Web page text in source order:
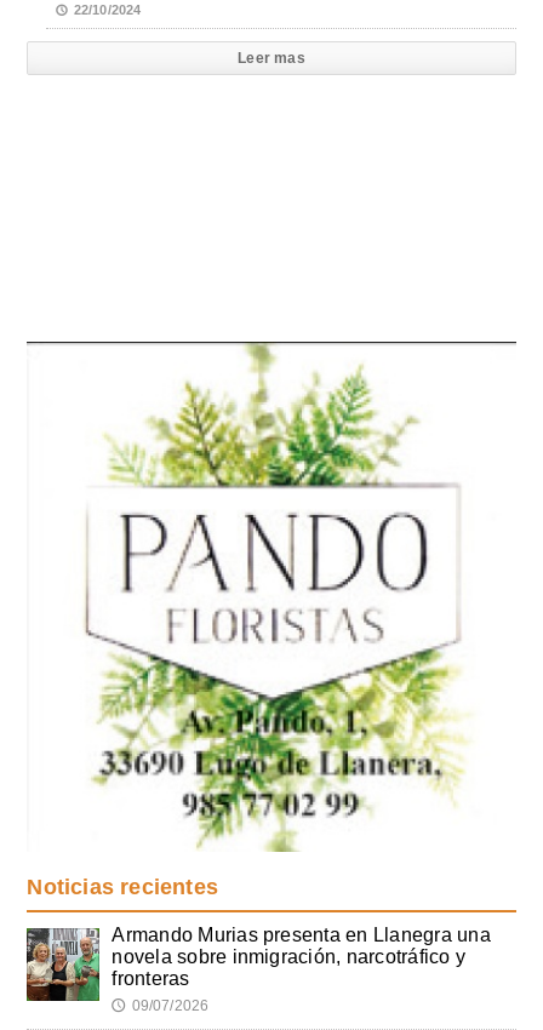
22/10/2024
Leer mas
Noticias recientes
Armando Murias presenta en Llanegra una
novela sobre inmigración, narcotráfico y
fronteras
🕔 09/07/2026